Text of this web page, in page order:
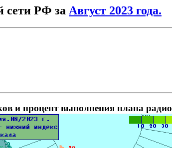
сети РФ за Август 2023 года.
и процент выполнения плана